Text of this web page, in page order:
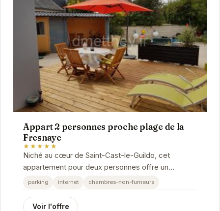
Appart 2 personnes proche plage de la
Fresnaye
★★★★★
Niché au cœur de Saint-Cast-le-Guildo, cet
appartement pour deux personnes offre un
emplacement privilégié à proximité de la plage de
la...
parking internet chambres-non-fumeurs
Voir l'offre